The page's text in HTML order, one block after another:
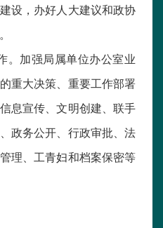
设，办好人大建议和政协
。加强局属单位办公室业
重大决策、重要工作部署
息宣传、文明创建、联手
政务公开、行政审批、法
理、工青妇和档案保密等